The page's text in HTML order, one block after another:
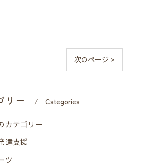
次のページ >
リー Categories
カテゴリー
達支援
ツ